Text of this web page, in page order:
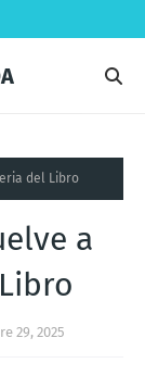
del Libro
a
29, 2025